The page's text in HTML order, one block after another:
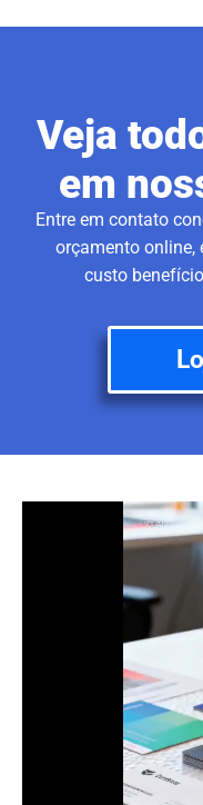
Veja
em
Entre em contato
orçamento online,
custo